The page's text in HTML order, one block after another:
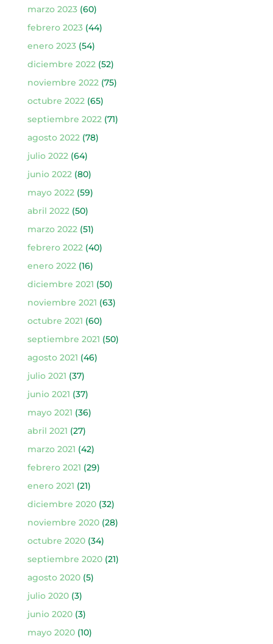
marzo 2023(60)
febrero 2023(44)
enero 2023(54)
diciembre 2022(52)
noviembre 2022(75)
octubre 2022(65)
septiembre 2022(71)
agosto 2022(78)
julio 2022(64)
junio 2022(80)
mayo 2022(59)
abril 2022(50)
marzo 2022(51)
febrero 2022(40)
enero 2022(16)
diciembre 2021 (50)
noviembre 2021 (63)
octubre 2021 (60)
septiembre 2021 (50)
agosto 2021 (46)
julio 2021 (37)
junio 2021 (37)
mayo 2021 (36)
abril 2021 (27)
marzo 2021 (42)
febrero 2021 (29)
enero 2021 (21)
diciembre 2020(32)
noviembre 2020(28)
octubre 2020(34)
septiembre 2020(21)
agosto 2020(5)
julio 2020(3)
junio 2020(3)
mayo 2020(10)